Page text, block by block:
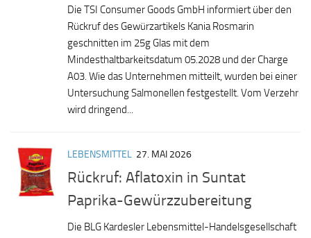
Die TSI Consumer Goods GmbH informiert über den
Rückruf des Gewürzartikels Kania Rosmarin
geschnitten im 25g Glas mit dem
Mindesthaltbarkeitsdatum 05.2028 und der Charge
A03. Wie das Unternehmen mitteilt, wurden bei einer
Untersuchung Salmonellen festgestellt. Vom Verzehr
wird dringend...
LEBENSMITTEL 27. MAI 2026
Rückruf: Aflatoxin in Suntat
Paprika-Gewürzzubereitung
Die BLG Kardesler Lebensmittel-Handelsgesellschaft